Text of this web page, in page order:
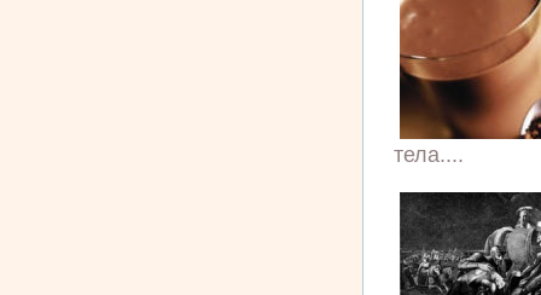
тела....